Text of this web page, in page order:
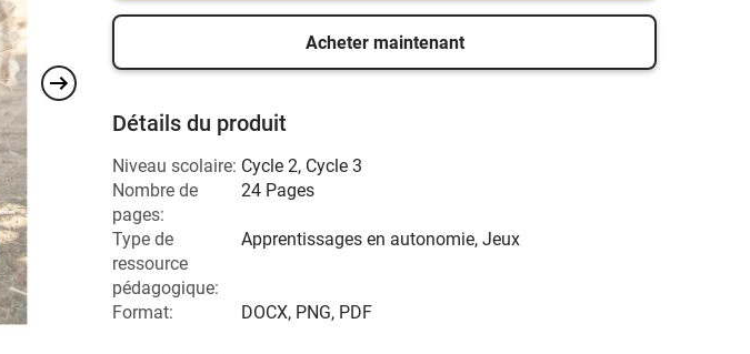
Acheter maintenant
Détails du produit
Niveau scolaire: Cycle 2, Cycle 3
Nombre de
pages:
24 Pages
Type de
ressource
pédagogique:
Apprentissages en autonomie, Jeux
Format: DOCX, PNG, PDF